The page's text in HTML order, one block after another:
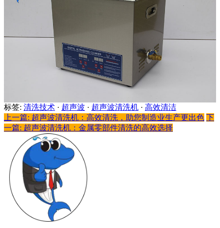
标签: 清洗技术 · 超声波 · 超声波清洗机 · 高效清洁
上一篇: 超声波清洗机：高效清洗，助您制造业生产更出色 下
一篇: 超声波清洗机：金属零部件清洗的高效选择